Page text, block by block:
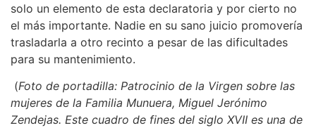
solo un elemento de esta declaratoria y por cierto no
el más importante. Nadie en su sano juicio promovería
trasladarla a otro recinto a pesar de las dificultades
para su mantenimiento.
(Foto de portadilla: Patrocinio de la Virgen sobre las
mujeres de la Familia Munuera, Miguel Jerónimo
Zendejas. Este cuadro de fines del siglo XVII es una de